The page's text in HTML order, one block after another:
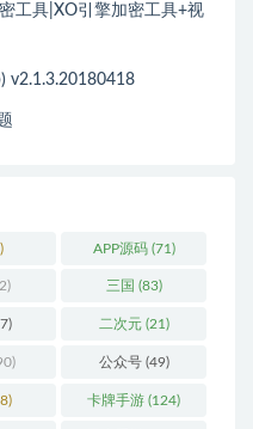
工具|XO引擎加密工具+视
v2.1.3.20180418
APP源码(71)
三国 (83)
二次元(21)
公众号(49)
卡牌手游 (124)